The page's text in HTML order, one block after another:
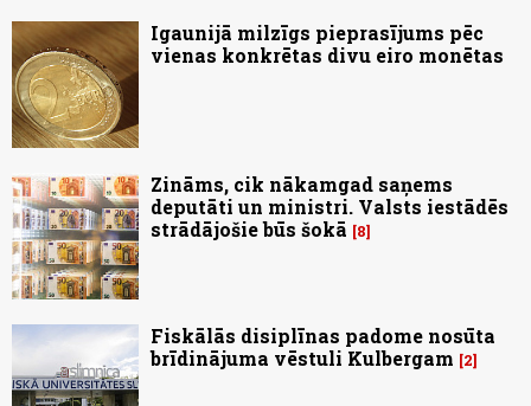
Igaunijā milzīgs pieprasījums pēc
vienas konkrētas divu eiro monētas
Zināms, cik nākamgad saņems
deputāti un ministri. Valsts iestādēs
strādājošie būs šokā
8
Fiskālās disiplīnas padome nosūta
brīdinājuma vēstuli Kulbergam
2